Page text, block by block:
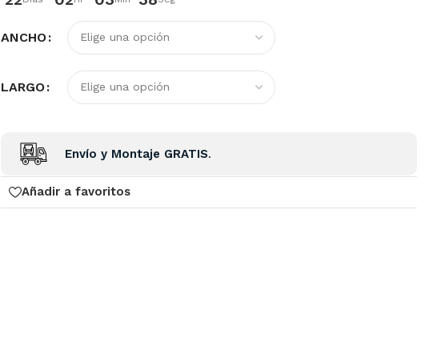
ANCHO
LARGO
Envío y Montaje GRATIS.
Añadir a favoritos